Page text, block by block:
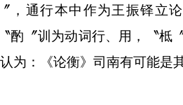
，通行本中作为王振铎立
酌〞训为动词行、用，〝柢
为：《论衡》司南有可能是